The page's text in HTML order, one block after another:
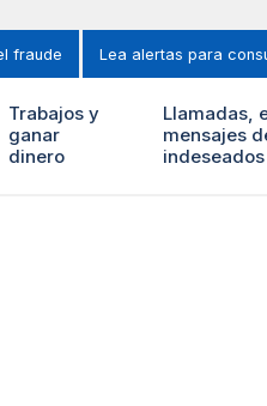
fraude Lea alertas para
Trabajos y
ganar
dinero
Llamadas,
mensajes
indeseados